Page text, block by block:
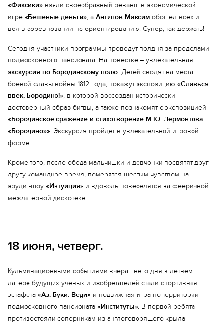
Еще 1 фото
«Фиксики» взяли своеобразный реванш в экономической
игре «Бешеные деньги», а Антипов Максим обошел всех и
вся в соревновании по ориентированию. Супер, так держать!
Сегодня участники программы проведут полдня за пределами
подмосковного пансионата. На повестке – увлекательная
экскурсия по Бородинскому полю. Детей сводят на места
боевой славы войны 1812 года, покажут экспозицию «Славься
ввек, Бородино!», в которой воссоздан исторически
достоверный образ битвы, а также познакомят с экспозицией
«Бородинское сражение и стихотворение М.Ю. Лермонтова
«Бородино»». Экскурсия пройдет в увлекательной игровой
форме.
Кроме того, после обеда мальчишки и девчонки посвятят друг
другу командное время, померятся шестым чувством на
эрудит-шоу «Интуиция» и вдоволь повеселятся на фееричной
межлагерной дискотеке.
18 июня, четверг.
Кульминационными событиями вчерашнего дня в летнем
лагере будущих ученых и изобретателей стали спортивная
эстафета «Аз. Буки. Веди» и подвижная игра по территории
подмосковного пансионата «Институты». В первой ребята
противостояли соперникам из англоговорящего крыла